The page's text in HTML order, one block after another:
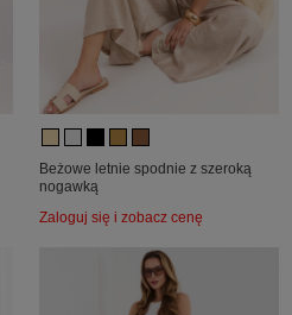
Beżowe letnie spodnie z szeroką
nogawką
Zaloguj się i zobacz cenę